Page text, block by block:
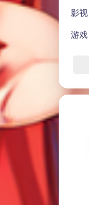
影视
游戏